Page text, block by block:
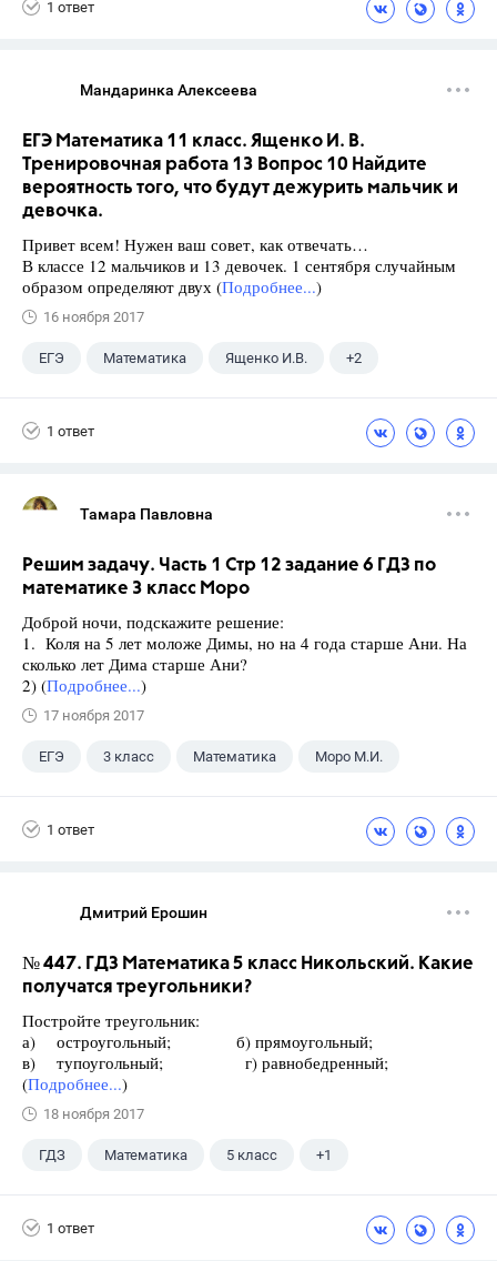
1 ответ
Мандаринка Алексеева
ЕГЭ Математика 11 класс. Ященко И. В.
Тренировочная работа 13 Вопрос 10 Найдите
вероятность того, что будут дежурить мальчик и
девочка.
Привет всем! Нужен ваш совет, как отвечать…
В классе 12 мальчиков и 13 девочек. 1 сентября случайным
образом определяют двух (Подробнее...)
16 ноября 2017
ЕГЭ Математика Ященко И.В. +2
1 ответ
Тамара Павловна
Решим задачу. Часть 1 Стр 12 задание 6 ГДЗ по
математике 3 класс Моро
Доброй ночи, подскажите решение:
1. Коля на 5 лет моложе Димы, но на 4 года старше Ани. На
сколько лет Дима старше Ани?
2) (Подробнее...)
17 ноября 2017
ЕГЭ 3 класс Математика Моро М.И.
1 ответ
Дмитрий Ерошин
№ 447. ГДЗ Математика 5 класс Никольский. Какие
получатся треугольники?
Постройте треугольник:
а) остроугольный; б) прямоугольный;
в) тупоугольный; г) равнобедренный;
(Подробнее...)
18 ноября 2017
ГДЗ Математика 5 класс +1
1 ответ